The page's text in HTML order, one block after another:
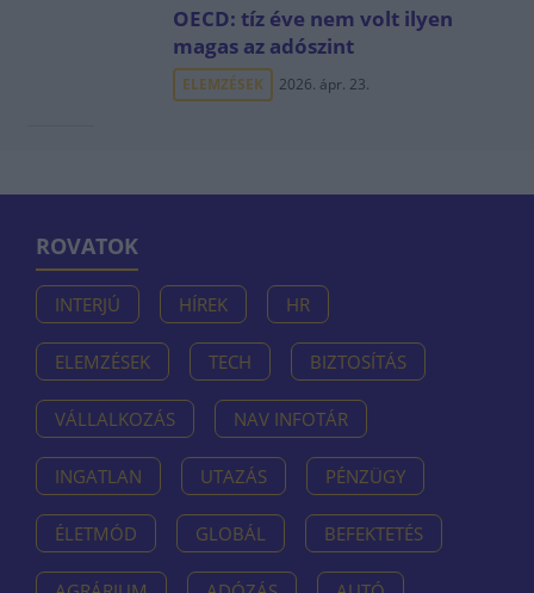
OECD: tíz éve nem volt ilyen
magas az adószint
ELEMZÉSEK 2026. ápr. 23.
ROVATOK
INTERJÚ HÍREK HR
ELEMZÉSEK TECH BIZTOSÍTÁS
VÁLLALKOZÁS NAV INFOTÁR
INGATLAN UTAZÁS PÉNZÜGY
ÉLETMÓD GLOBÁL BEFEKTETÉS